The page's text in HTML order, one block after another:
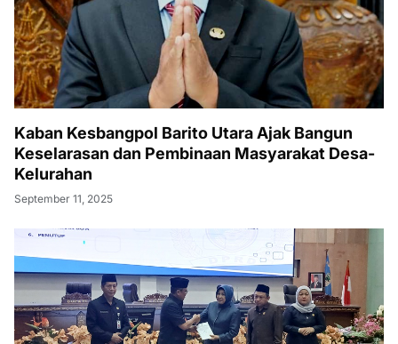
Kaban Kesbangpol Barito Utara Ajak Bangun
Keselarasan dan Pembinaan Masyarakat Desa-
Kelurahan
September 11, 2025